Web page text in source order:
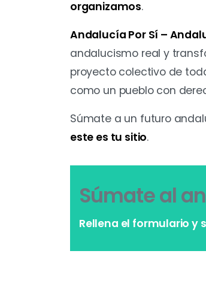
organizamos.
Andalucía Por Sí –
andalucismo real y
proyecto colectivo de
como un pueblo con
Súmate a un futuro
este es tu sitio.
Súmate al
Rellena el formulario y